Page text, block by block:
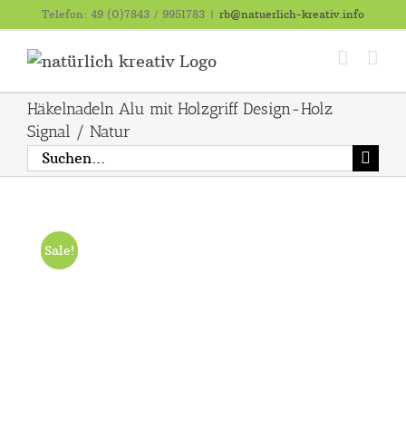
Inhalt
springen
Telefon: 49 (0)7843 / 9951783 | rb@natuerlich-kreativ.info
Häkelnadeln Alu mit Holzgriff Design-Holz
Signal / Natur
Suche
nach:
Sale!